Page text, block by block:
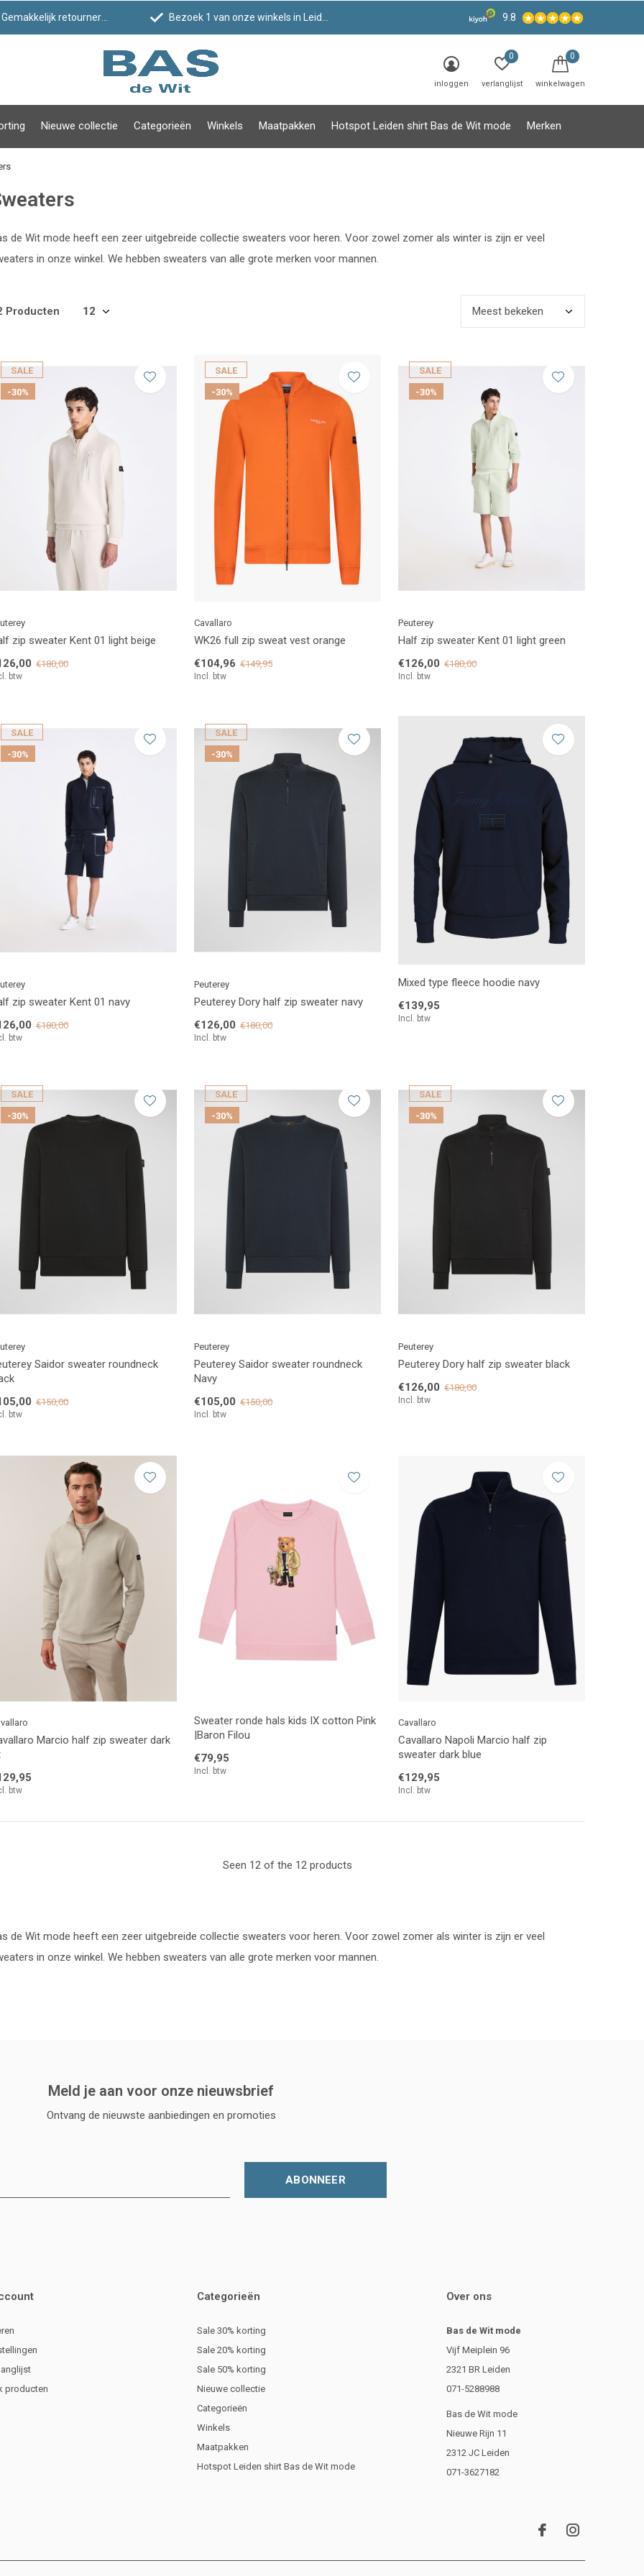
Nieuwe collectie Categorieën Winkels Maatpakken Hotspot Leiden shirt Bas de Wit mode Merken
inloggen verlanglijst
0
winkelwagen
0
Gemakkelijk retourneren Bezoek 1 van onze winkels in Leiden! 9.8
de Wit mode heeft een zeer uitgebreide collectie sweaters voor heren. Voor zowel zomer als winter is zijn er veel
in onze winkel. We hebben sweaters van alle grote merken voor mannen.
Producten
SALE
-30%
zip sweater Kent 01 light beige
€180,00
btw
SALE
-30%
Cavallaro
WK26 full zip sweat vest orange
€104,96 €149,95
Incl. btw
SALE
-30%
Peuterey
Half zip sweater Kent 01 light green
€126,00 €180,00
Incl. btw
SALE
-30%
zip sweater Kent 01 navy
€180,00
btw
SALE
-30%
Peuterey
Peuterey Dory half zip sweater navy
€126,00 €180,00
Incl. btw
Mixed type fleece hoodie navy
€139,95
Incl. btw
SALE
-30%
Saidor sweater roundneck
€150,00
btw
SALE
-30%
Peuterey
Peuterey Saidor sweater roundneck
Navy
€105,00 €150,00
Incl. btw
SALE
-30%
Peuterey
Peuterey Dory half zip sweater black
€126,00 €180,00
Incl. btw
Marcio half zip sweater dark
btw
Sweater ronde hals kids IX cotton Pink
|Baron Filou
€79,95
Incl. btw
Cavallaro
Cavallaro Napoli Marcio half zip
sweater dark blue
€129,95
Incl. btw
Seen 12 of the 12 products
de Wit mode heeft een zeer uitgebreide collectie sweaters voor heren. Voor zowel zomer als winter is zijn er veel
in onze winkel. We hebben sweaters van alle grote merken voor mannen.
Meld je aan voor onze nieuwsbrief
Ontvang de nieuwste aanbiedingen en promoties
ABONNEER
producten
Categorieën
Sale 30% korting
Sale 20% korting
Sale 50% korting
Nieuwe collectie
Categorieën
Winkels
Maatpakken
Hotspot Leiden shirt Bas de Wit mode
Over ons
Bas de Wit mode
Vijf Meiplein 96
2321 BR Leiden
071-5288988
Bas de Wit mode
Nieuwe Rijn 11
2312 JC Leiden
071-3627182